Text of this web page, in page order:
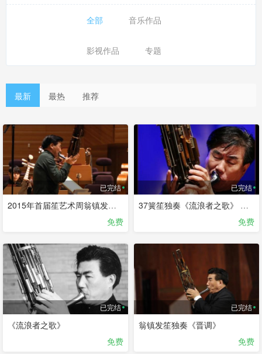
全部 音乐作品
影视作品 专题
最新 最热 推荐
已完结
2015年首届笙艺术周翁镇发专场独奏音乐会
免费
已完结
37簧笙独奏《流浪者之歌》 演奏：翁镇发
免费
已完结
《流浪者之歌》
免费
已完结
翁镇发笙独奏《晋调》
免费